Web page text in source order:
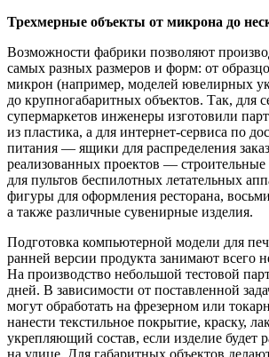
Трехмерные объекты от микрона до
Возможности фабрики позволяют
самых разных размеров и форм: от
микрон (например, моделей ювелирных
до крупногабаритных объектов. Так, для
супермаркетов инженеры изготовили
из пластика, а для интернет-сервиса по
питания — ящики для распределения
реализованных проектов — строительные
для пультов беспилотных летательных
фигуры для оформления ресторана,
а также различные сувенирные изделия.
Подготовка компьютерной модели для
ранней версии продукта занимают всего
На производство небольшой тестовой
дней. В зависимости от поставленной
могут обработать на фрезерном или
нанести текстильное покрытие, краску,
укрепляющий состав, если изделие будет
на улице. Для габаритных объектов